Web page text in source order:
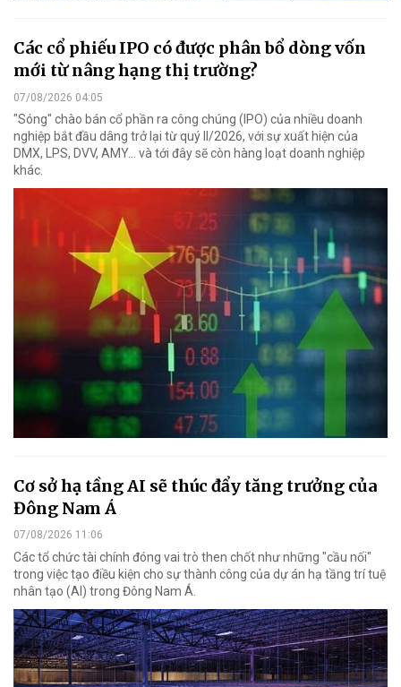
Các cổ phiếu IPO có được phân bổ dòng vốn
mới từ nâng hạng thị trường?
07/08/2026 04:05
"Sóng" chào bán cổ phần ra công chúng (IPO) của nhiều doanh
nghiệp bắt đầu dâng trở lại từ quý II/2026, với sự xuất hiện của
DMX, LPS, DVV, AMY... và tới đây sẽ còn hàng loạt doanh nghiệp
khác.
Cơ sở hạ tầng AI sẽ thúc đẩy tăng trưởng của
Đông Nam Á
07/08/2026 11:06
Các tổ chức tài chính đóng vai trò then chốt như những "cầu nối"
trong việc tạo điều kiện cho sự thành công của dự án hạ tầng trí tuệ
nhân tạo (AI) trong Đông Nam Á.